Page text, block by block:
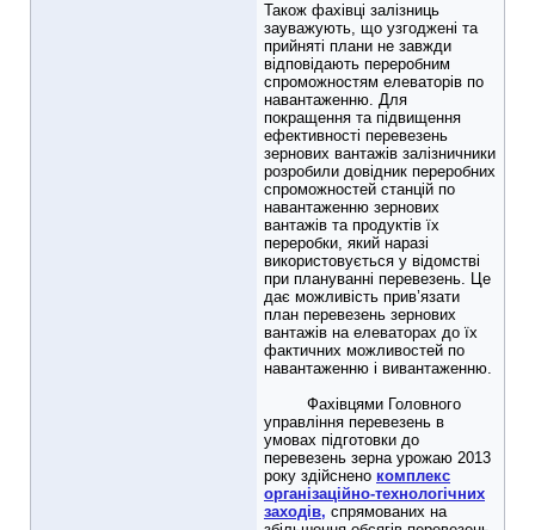
Також фахівці залізниць
зауважують, що узгоджені та
прийняті плани не завжди
відповідають переробним
спроможностям елеваторів по
навантаженню. Для
покращення та підвищення
ефективності перевезень
зернових вантажів залізничники
розробили довідник переробних
спроможностей станцій по
навантаженню зернових
вантажів та продуктів їх
переробки, який наразі
використовується у відомстві
при плануванні перевезень. Це
дає можливість прив’язати
план перевезень зернових
вантажів на елеваторах до їх
фактичних можливостей по
навантаженню і вивантаженню.
Фахівцями Головного
управління перевезень в
умовах підготовки до
перевезень зерна урожаю 2013
року здійснено комплекс
організаційно-технологічних
заходів, спрямованих на